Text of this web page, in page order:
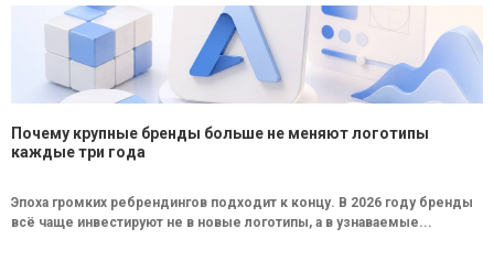
Почему крупные бренды больше не меняют логотипы
каждые три года
Эпоха громких ребрендингов подходит к концу. В 2026 году бренды
всё чаще инвестируют не в новые логотипы, а в узнаваемые...